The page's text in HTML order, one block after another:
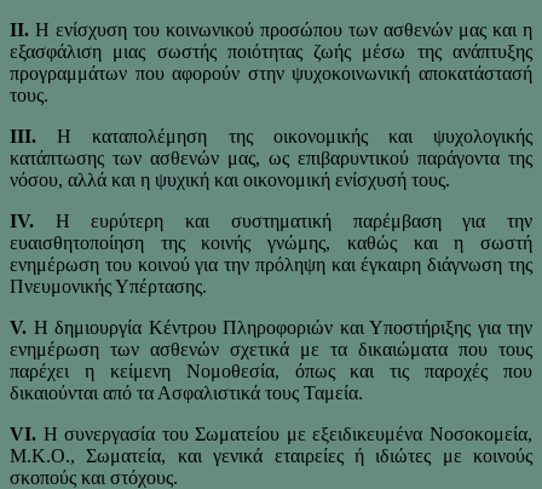
II. Η ενίσχυση του κοινωνικού προσώπου των ασθενών μας και η
εξασφάλιση μιας σωστής ποιότητας ζωής μέσω της ανάπτυξης
προγραμμάτων που αφορούν στην ψυχοκοινωνική αποκατάστασή
τους.
III. Η καταπολέμηση της οικονομικής και ψυχολογικής
κατάπτωσης των ασθενών μας, ως επιβαρυντικού παράγοντα της
νόσου, αλλά και η ψυχική και οικονομική ενίσχυσή τους.
IV. Η ευρύτερη και συστηματική παρέμβαση για την
ευαισθητοποίηση της κοινής γνώμης, καθώς και η σωστή
ενημέρωση του κοινού για την πρόληψη και έγκαιρη διάγνωση της
Πνευμονικής Υπέρτασης.
V. Η δημιουργία Κέντρου Πληροφοριών και Υποστήριξης για την
ενημέρωση των ασθενών σχετικά με τα δικαιώματα που τους
παρέχει η κείμενη Νομοθεσία, όπως και τις παροχές που
δικαιούνται από τα Ασφαλιστικά τους Ταμεία.
VI. Η συνεργασία του Σωματείου με εξειδικευμένα Νοσοκομεία,
Μ.Κ.Ο., Σωματεία, και γενικά εταιρείες ή ιδιώτες με κοινούς
σκοπούς και στόχους.